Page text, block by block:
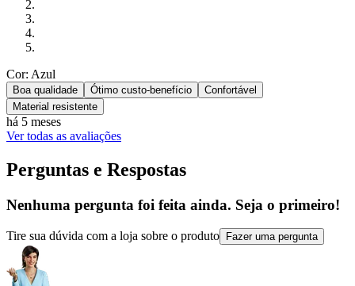
Cor: Azul
Boa qualidade Ótimo custo-benefício
Confortável
Material resistente
há 5 meses
Ver todas as avaliações
Perguntas e Respostas
Nenhuma pergunta foi feita ainda. Seja o primeiro!
Tire sua dúvida com a loja sobre o produto Fazer uma pergunta